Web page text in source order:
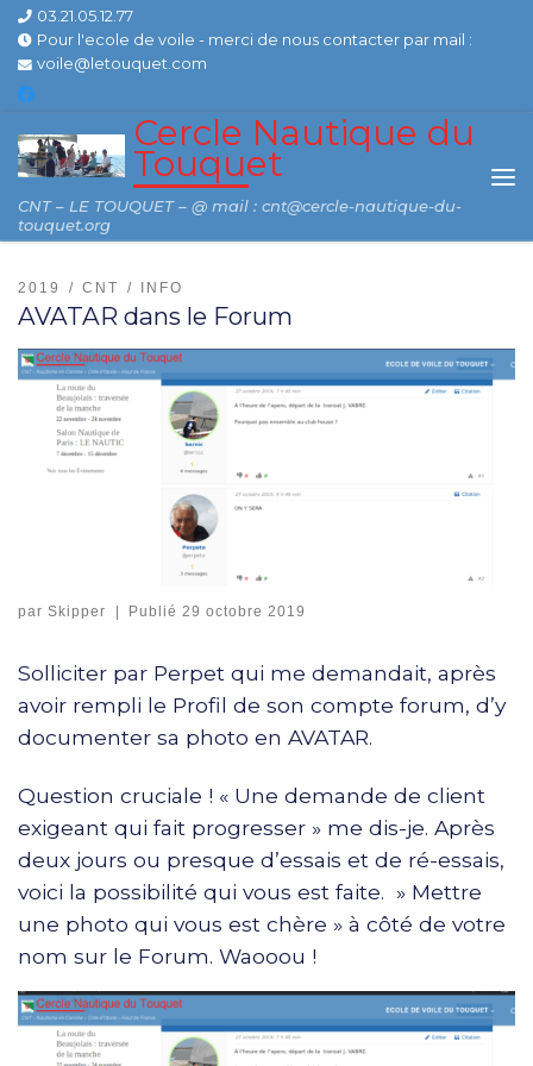
Skip to content
03.21.05.12.77
Pour l'ecole de voile - merci de nous contacter par mail :
voile@letouquet.com
Cercle Nautique du
Touquet
CNT – LE TOUQUET – @ mail : cnt@cercle-nautique-du-
touquet.org
2019 CNT INFO
AVATAR dans le Forum
par Skipper Publié29 octobre 2019
Solliciter par Perpet qui me demandait, après
avoir rempli le Profil de son compte forum, d’y
documenter sa photo en AVATAR.
Question cruciale ! « Une demande de client
exigeant qui fait progresser » me dis-je. Après
deux jours ou presque d’essais et de ré-essais,
voici la possibilité qui vous est faite. » Mettre
une photo qui vous est chère » à côté de votre
nom sur le Forum. Waooou !